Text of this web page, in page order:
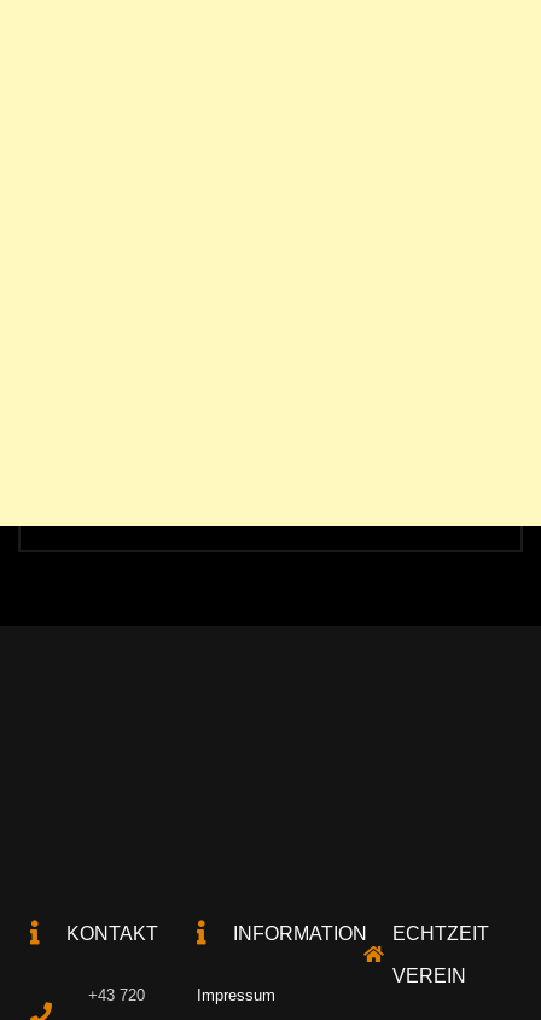
KONTAKT
+43 720
INFORMATION
Impressum
ECHTZEIT
VEREIN